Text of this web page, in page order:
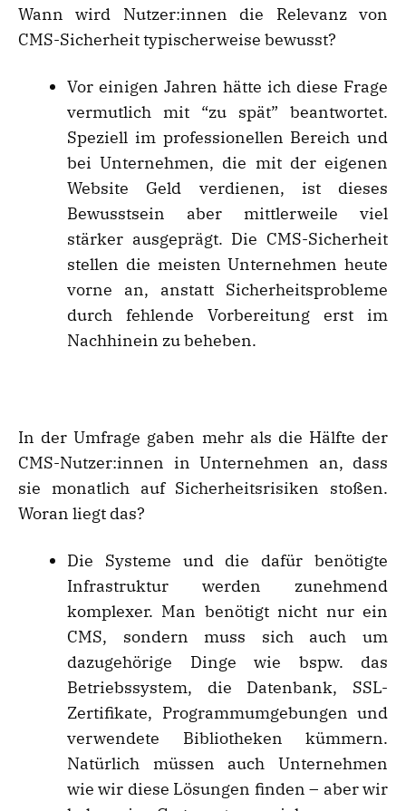
Wann wird Nutzer:innen die Relevanz von
CMS-Sicherheit typischerweise bewusst?
Vor einigen Jahren hätte ich diese Frage
vermutlich mit “zu spät” beantwortet.
Speziell im professionellen Bereich und
bei Unternehmen, die mit der eigenen
Website Geld verdienen, ist dieses
Bewusstsein aber mittlerweile viel
stärker ausgeprägt. Die CMS-Sicherheit
stellen die meisten Unternehmen heute
vorne an, anstatt Sicherheitsprobleme
durch fehlende Vorbereitung erst im
Nachhinein zu beheben.
In der Umfrage gaben mehr als die Hälfte der
CMS-Nutzer:innen in Unternehmen an, dass
sie monatlich auf Sicherheitsrisiken stoßen.
Woran liegt das?
Die Systeme und die dafür benötigte
Infrastruktur werden zunehmend
komplexer. Man benötigt nicht nur ein
CMS, sondern muss sich auch um
dazugehörige Dinge wie bspw. das
Betriebssystem, die Datenbank, SSL-
Zertifikate, Programmumgebungen und
verwendete Bibliotheken kümmern.
Natürlich müssen auch Unternehmen
wie wir diese Lösungen finden – aber wir